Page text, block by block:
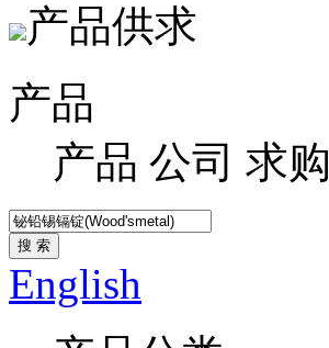
产品供求
产品
产品 公司 求购
搜 索
English